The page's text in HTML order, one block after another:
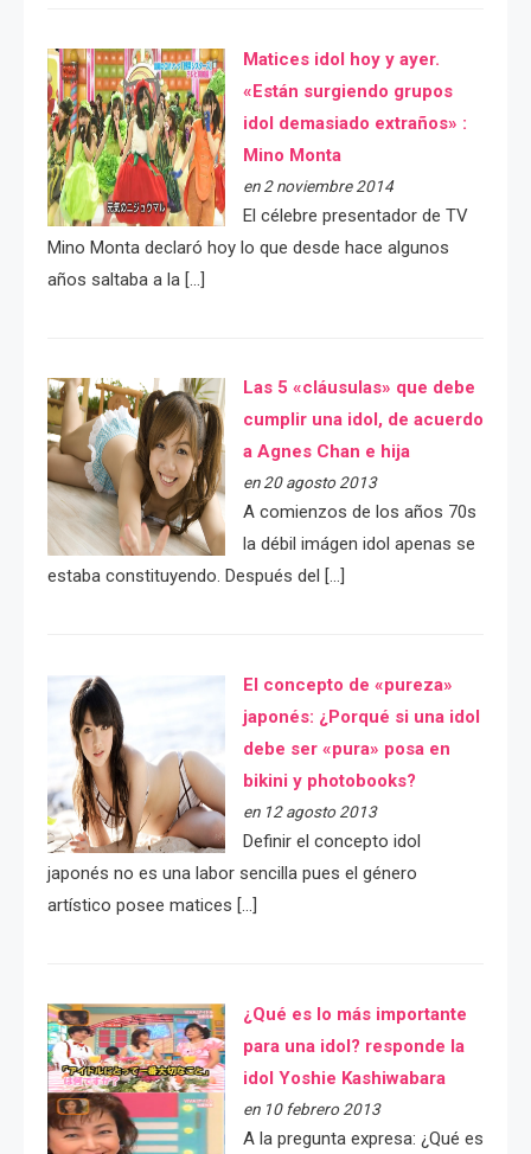
Matices idol hoy y ayer.
«Están surgiendo grupos
idol demasiado extraños» :
Mino Monta
en 2 noviembre 2014
El célebre presentador de TV
Mino Monta declaró hoy lo que desde hace algunos
años saltaba a la […]
Las 5 «cláusulas» que debe
cumplir una idol, de acuerdo
a Agnes Chan e hija
en 20 agosto 2013
A comienzos de los años 70s
la débil imágen idol apenas se
estaba constituyendo. Después del […]
El concepto de «pureza»
japonés: ¿Porqué si una idol
debe ser «pura» posa en
bikini y photobooks?
en 12 agosto 2013
Definir el concepto idol
japonés no es una labor sencilla pues el género
artístico posee matices […]
¿Qué es lo más importante
para una idol? responde la
idol Yoshie Kashiwabara
en 10 febrero 2013
A la pregunta expresa: ¿Qué es